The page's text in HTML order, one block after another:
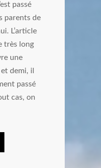
passé
parents de
L’article
très long
une
demi, il
passé
cas, on